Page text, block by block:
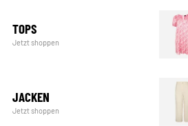
TOPS
Jetzt shoppen
JACKEN
Jetzt shoppen